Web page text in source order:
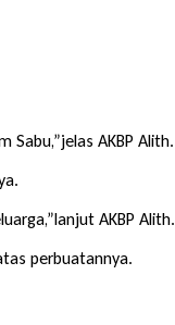
Sabu,”jelas AKBP Alith.
AKBP Alith.
perbuatannya.